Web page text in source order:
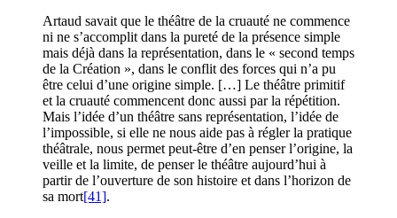
Artaud savait que le théâtre de la cruauté ne commence
ni ne s’accomplit dans la pureté de la présence simple
mais déjà dans la représentation, dans le « second temps
de la Création », dans le conflit des forces qui n’a pu
être celui d’une origine simple. […] Le théâtre primitif
et la cruauté commencent donc aussi par la répétition.
Mais l’idée d’un théâtre sans représentation, l’idée de
l’impossible, si elle ne nous aide pas à régler la pratique
théâtrale, nous permet peut-être d’en penser l’origine, la
veille et la limite, de penser le théâtre aujourd’hui à
partir de l’ouverture de son histoire et dans l’horizon de
sa mort[41].